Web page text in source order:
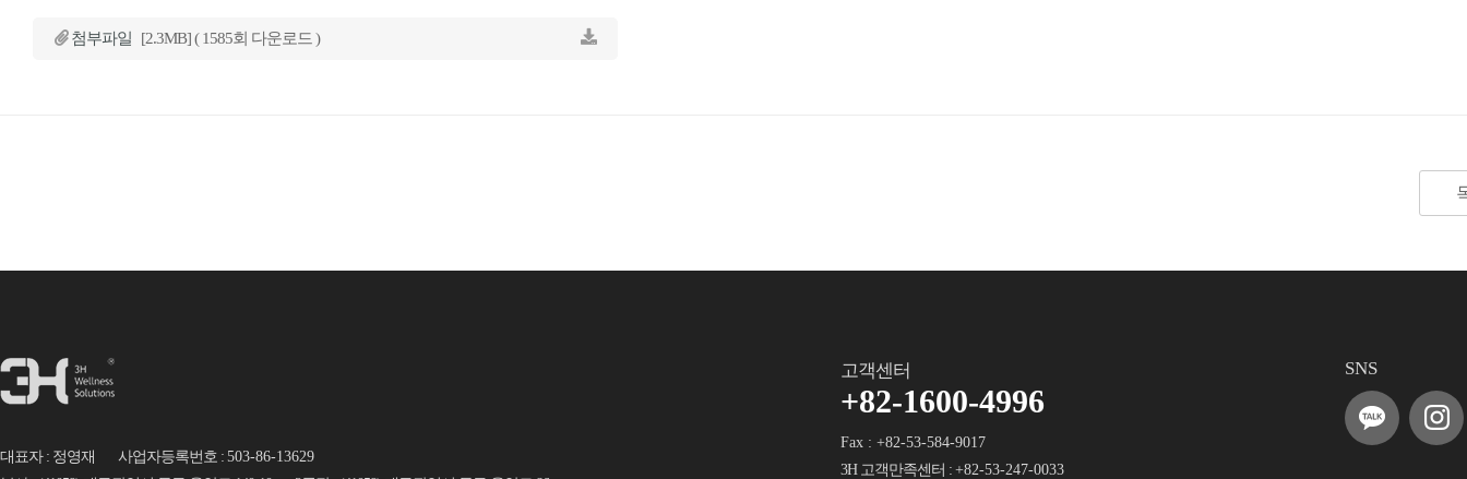
첨부파일 [2.3MB] ( 1585회 다운로드 )
대표자 : 정영재 사업자등록번호 : 503-86-13629
고객센터
+82-1600-4996
Fax : +82-53-584-9017
3H 고객만족센터 : +82-53-247-0033
SNS